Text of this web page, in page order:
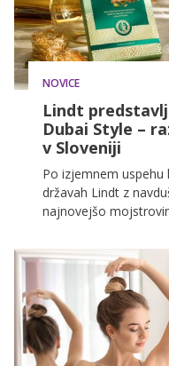
NOVICE
Lindt
Dubai Style –
v Sloveniji
Po izjemnem uspehu
državah Lindt z
najnovejšo